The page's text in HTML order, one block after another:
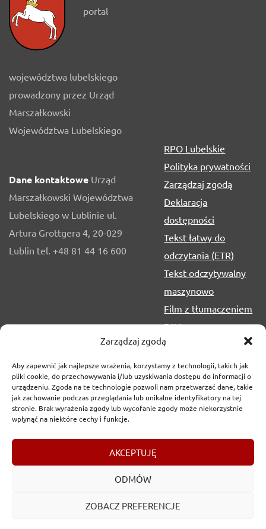
Zarządzaj zgodą
Aby zapewnić jak najlepsze wrażenia, korzystamy z technologii, takich jak
pliki cookie, do przechowywania i/lub uzyskiwania dostępu do informacji o
urządzeniu. Zgoda na te technologie pozwoli nam przetwarzać dane, takie
jak zachowanie podczas przeglądania lub unikalne identyfikatory na tej
stronie. Brak wyrażenia zgody lub wycofanie zgody może niekorzystnie
wpłynąć na niektóre cechy i funkcje.
AKCEPTUJĘ
ODMÓW
ZOBACZ PREFERENCJE
portal
województwa lubelskiego
prowadzony przez Urząd
Marszałkowski
Województwa Lubelskiego
Dane kontaktowe Urząd
Marszałkowski Województwa
Lubelskiego w Lublinie ul.
Artura Grottgera 4, 20-029
Lublin tel. +48 81 44 16 600
RPO Lubelskie
Polityka prywatności
Zarządzaj zgodą
Deklaracja
dostępności
Tekst łatwy do
odczytania (ETR)
Tekst odczytywalny
maszynowo
Film z tłumaczeniem
PJM
2017-2026 © Urząd Marszałkowski Województwa
Lubelskiego w Lublinie